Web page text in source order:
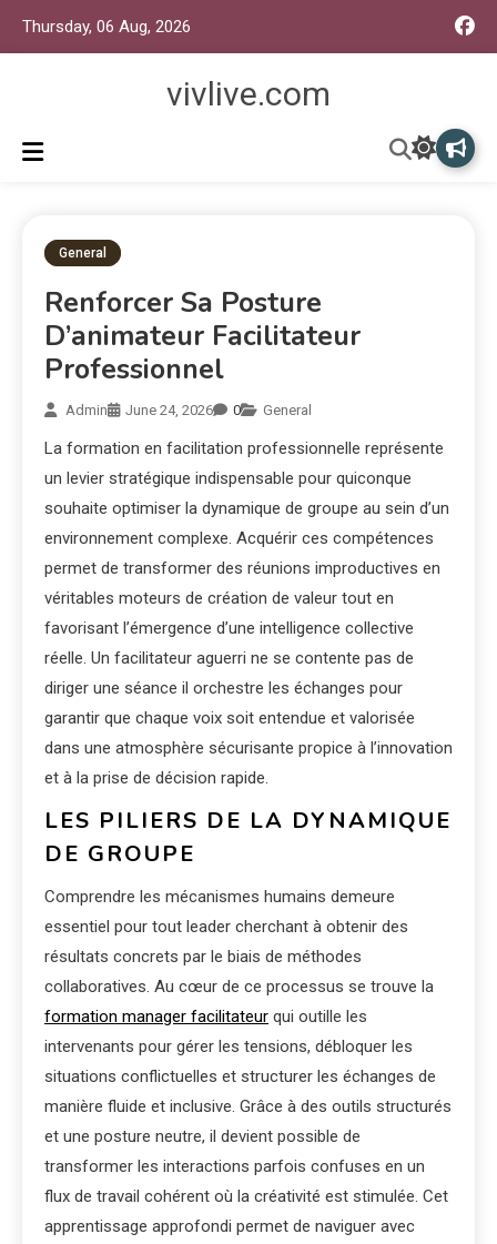
Thursday, 06 Aug, 2026
vivlive.com
General
Renforcer Sa Posture
D’animateur Facilitateur
Professionnel
Admin June 24, 2026 0 General
La formation en facilitation professionnelle représente
un levier stratégique indispensable pour quiconque
souhaite optimiser la dynamique de groupe au sein d’un
environnement complexe. Acquérir ces compétences
permet de transformer des réunions improductives en
véritables moteurs de création de valeur tout en
favorisant l’émergence d’une intelligence collective
réelle. Un facilitateur aguerri ne se contente pas de
diriger une séance il orchestre les échanges pour
garantir que chaque voix soit entendue et valorisée
dans une atmosphère sécurisante propice à l’innovation
et à la prise de décision rapide.
LES PILIERS DE LA DYNAMIQUE
DE GROUPE
Comprendre les mécanismes humains demeure
essentiel pour tout leader cherchant à obtenir des
résultats concrets par le biais de méthodes
collaboratives. Au cœur de ce processus se trouve la
formation manager facilitateur qui outille les
intervenants pour gérer les tensions, débloquer les
situations conflictuelles et structurer les échanges de
manière fluide et inclusive. Grâce à des outils structurés
et une posture neutre, il devient possible de
transformer les interactions parfois confuses en un
flux de travail cohérent où la créativité est stimulée. Cet
apprentissage approfondi permet de naviguer avec